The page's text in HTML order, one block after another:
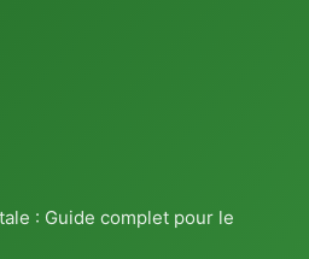
: Guide complet pour le